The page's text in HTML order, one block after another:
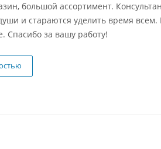
большой ассортимент.
и стараются уделить время всем.
Спасибо за вашу работу!